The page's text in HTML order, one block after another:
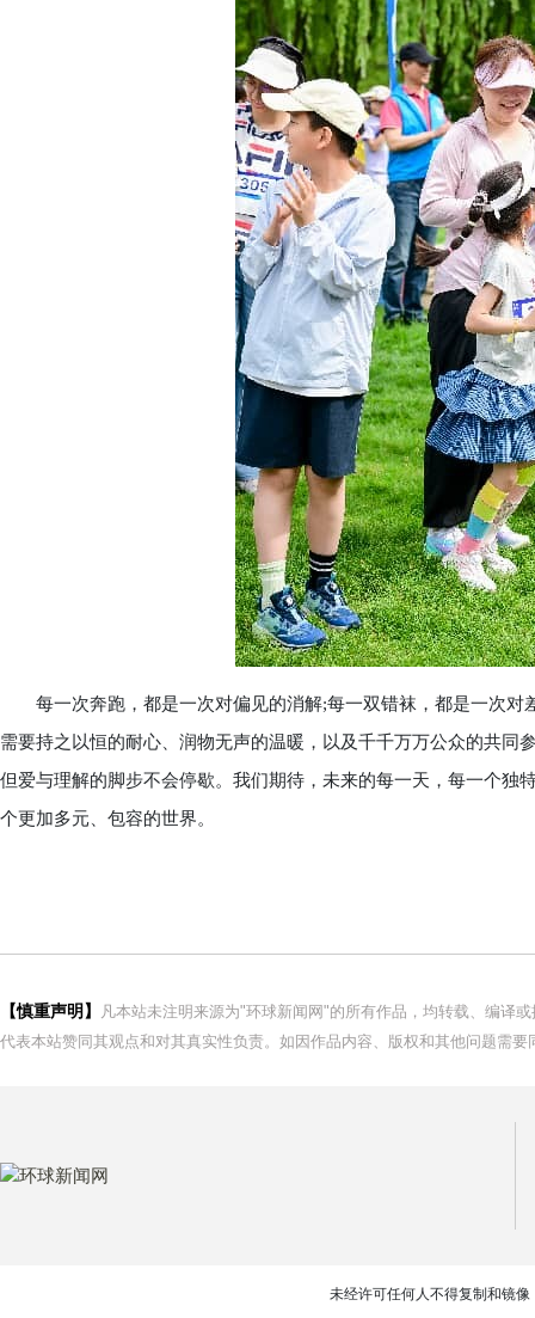
每一次奔跑，都是一次对偏见的消解;每一双错袜，都是一次对
需要持之以恒的耐心、润物无声的温暖，以及千千万万公众的共同
但爱与理解的脚步不会停歇。我们期待，未来的每一天，每一个独
个更加多元、包容的世界。
【慎重声明】
凡本站未注明来源为"环球新闻网"的所有作品，均转载、编译
代表本站赞同其观点和对其真实性负责。如因作品内容、版权和其他问题需
未经许可任何人不得复制和镜